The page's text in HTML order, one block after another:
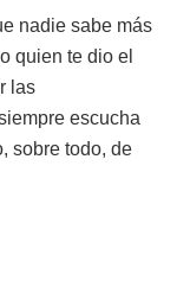
nadie sabe más
quien te dio el
las
escucha
sobre todo, de